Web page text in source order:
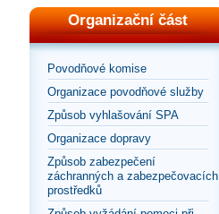
Organizační část
Povodňové komise
Organizace povodňové služby
Způsob vyhlašování SPA
Organizace dopravy
Způsob zabezpečení
záchranných a zabezpečovacích
prostředků